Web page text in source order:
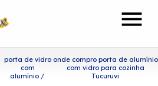
menu
porta de vidro
com
alumínio
onde compro porta de alumínio
com vidro para cozinha
Tucuruvi